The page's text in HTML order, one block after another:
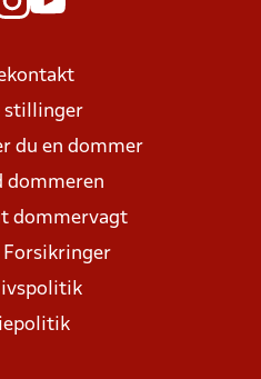
stillinger
du en dommer
dommeren
dommervagt